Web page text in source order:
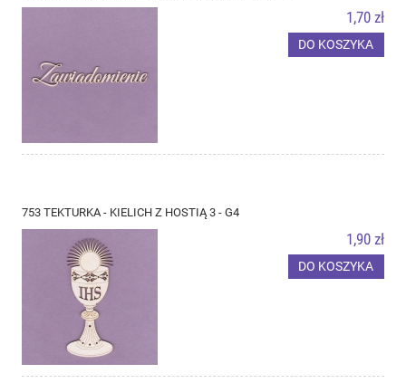
1,70 zł
DO KOSZYKA
753 TEKTURKA - KIELICH Z HOSTIĄ 3 - G4
1,90 zł
DO KOSZYKA